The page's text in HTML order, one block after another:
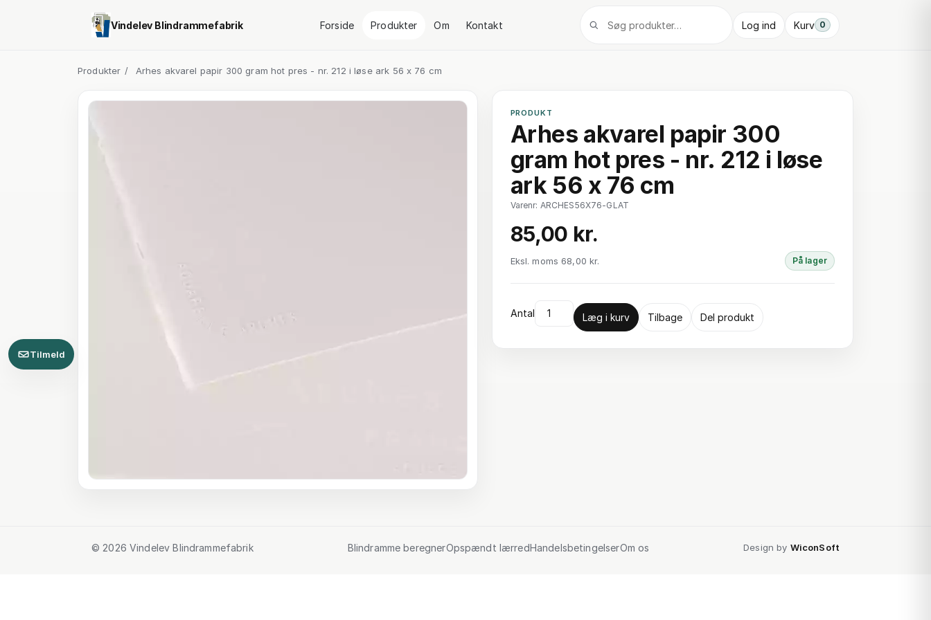
Vindelev Blindrammefabrik Forside Produkter Om Kontakt Log ind Kurv 0
Produkter / Arhes akvarel papir 300 gram hot pres - nr. 212 i løse ark 56 x 76 cm
PRODUKT
Arhes akvarel papir 300
gram hot pres - nr. 212 i løse
ark 56 x 76 cm
Varenr: ARCHES56X76-GLAT
85,00 kr.
Eksl. moms 68,00 kr. På lager
Antal Læg i kurv Tilbage Del produkt
Tilmeld
© 2026 Vindelev Blindrammefabrik Blindramme beregnerOpspændt lærredHandelsbetingelserOm os Design by WiconSoft